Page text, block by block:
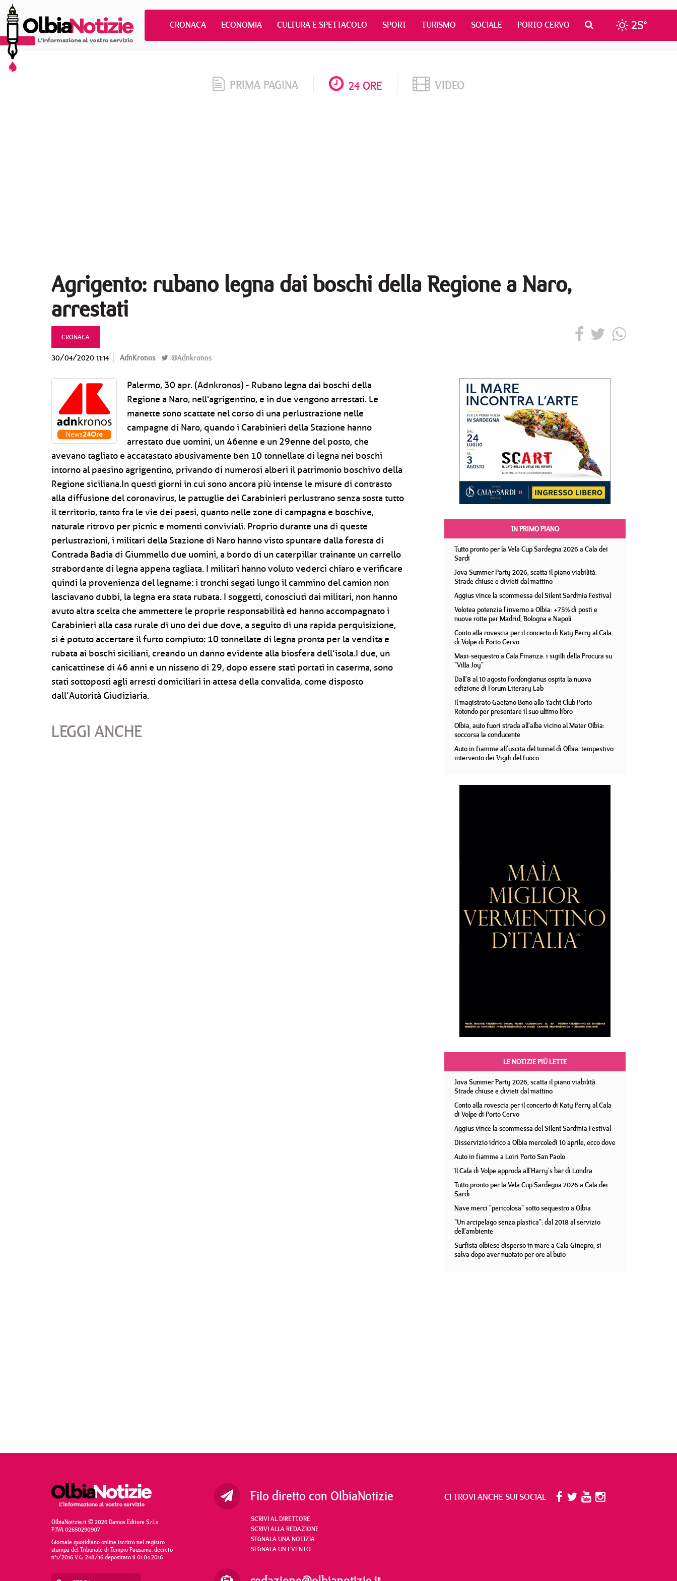
CRONACA ECONOMIA CULTURA E SPETTACOLO SPORT TURISMO SOCIALE PORTO CERVO 25°
PRIMA PAGINA 24 ORE VIDEO
Agrigento: rubano legna dai boschi della Regione a Naro,
arrestati
CRONACA
30/04/2020 11:14 AdnKronos @Adnkronos
Palermo, 30 apr. (Adnkronos) - Rubano legna dai boschi della
Regione a Naro, nell'agrigentino, e in due vengono arrestati. Le
manette sono scattate nel corso di una perlustrazione nelle
campagne di Naro, quando i Carabinieri della Stazione hanno
arrestato due uomini, un 46enne e un 29enne del posto, che
avevano tagliato e accatastato abusivamente ben 10 tonnellate di legna nei boschi
intorno al paesino agrigentino, privando di numerosi alberi il patrimonio boschivo della
Regione siciliana.In questi giorni in cui sono ancora più intense le misure di contrasto
alla diffusione del coronavirus, le pattuglie dei Carabinieri perlustrano senza sosta tutto
il territorio, tanto fra le vie dei paesi, quanto nelle zone di campagna e boschive,
naturale ritrovo per picnic e momenti conviviali. Proprio durante una di queste
perlustrazioni, i militari della Stazione di Naro hanno visto spuntare dalla foresta di
Contrada Badia di Giummello due uomini, a bordo di un caterpillar trainante un carrello
strabordante di legna appena tagliata. I militari hanno voluto vederci chiaro e verificare
quindi la provenienza del legname: i tronchi segati lungo il cammino del camion non
lasciavano dubbi, la legna era stata rubata. I soggetti, conosciuti dai militari, non hanno
avuto altra scelta che ammettere le proprie responsabilità ed hanno accompagnato i
Carabinieri alla casa rurale di uno dei due dove, a seguito di una rapida perquisizione,
si è potuto accertare il furto compiuto: 10 tonnellate di legna pronta per la vendita e
rubata ai boschi siciliani, creando un danno evidente alla biosfera dell’isola.I due, un
canicattinese di 46 anni e un nisseno di 29, dopo essere stati portati in caserma, sono
stati sottoposti agli arresti domiciliari in attesa della convalida, come disposto
dall’Autorità Giudiziaria.
LEGGI ANCHE
IN PRIMO PIANO
Tutto pronto per la Vela Cup Sardegna 2026 a Cala dei
Sardi
Jova Summer Party 2026, scatta il piano viabilità.
Strade chiuse e divieti dal mattino
Aggius vince la scommessa del Silent Sardinia Festival
Volotea potenzia l'inverno a Olbia: +75% di posti e
nuove rotte per Madrid, Bologna e Napoli
Conto alla rovescia per il concerto di Katy Perry al Cala
di Volpe di Porto Cervo
Maxi-sequestro a Cala Finanza: i sigilli della Procura su
"Villa Joy"
Dall'8 al 10 agosto Fordongianus ospita la nuova
edizione di Forum Literary Lab
Il magistrato Gaetano Bono allo Yacht Club Porto
Rotondo per presentare il suo ultimo libro
Olbia, auto fuori strada all'alba vicino al Mater Olbia:
soccorsa la conducente
Auto in fiamme all'uscita del tunnel di Olbia: tempestivo
intervento dei Vigili del fuoco
LE NOTIZIE PIÙ LETTE
Jova Summer Party 2026, scatta il piano viabilità.
Strade chiuse e divieti dal mattino
Conto alla rovescia per il concerto di Katy Perry al Cala
di Volpe di Porto Cervo
Aggius vince la scommessa del Silent Sardinia Festival
Disservizio idrico a Olbia mercoledì 10 aprile, ecco dove
Auto in fiamme a Loiri Porto San Paolo
Il Cala di Volpe approda all'Harry's bar di Londra
Tutto pronto per la Vela Cup Sardegna 2026 a Cala dei
Sardi
Nave merci "pericolosa" sotto sequestro a Olbia
"Un arcipelago senza plastica": dal 2018 al servizio
dell'ambiente
Surfista olbiese disperso in mare a Cala Ginepro, si
salva dopo aver nuotato per ore al buio
OlbiaNotizie.it © 2026 Damos Editore S.r.l.s
P.IVA 02650290907
Giornale quotidiano online iscritto nel registro
stampa del Tribunale di Tempio Pausania, decreto
n°1/2016 V.G. 248/16 depositato il 01.04.2016
Filo diretto con OlbiaNotizie
SCRIVI AL DIRETTORE
SCRIVI ALLA REDAZIONE
SEGNALA UNA NOTIZIA
SEGNALA UN EVENTO
CI TROVI ANCHE SUI SOCIAL